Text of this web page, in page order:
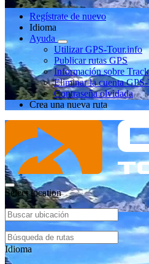
Regístrate de nuevo
Idioma
Ayuda
Utilizar GPS-Tour.info
Publicar rutas GPS
Información sobre
Eliminar la cuenta
Contraseña olvidada
Crea una nueva ruta
Select location
Idioma